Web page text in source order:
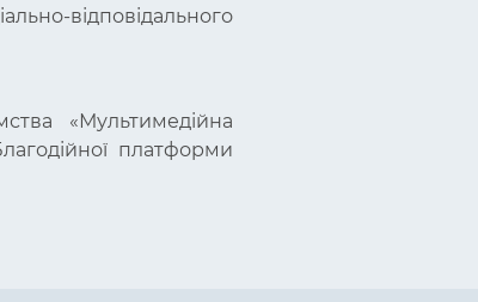
відповідального
«Мультимедійна
платформи